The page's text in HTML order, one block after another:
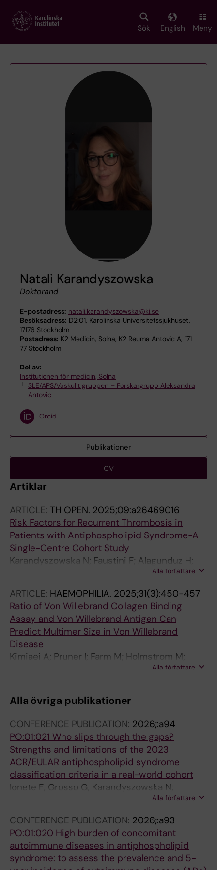
main
Sök English Meny
Natali Karandyszowska
Doktorand
E-postadress: natali.karandyszowska@ki.se
Besöksadress: D2:01, Karolinska Universitetssjukhuset,
17176 Stockholm
Postadress: K2 Medicin, Solna, K2 Reuma Antovic A, 171
77 Stockholm
Del av:
Institutionen för medicin, Solna
SLE/APS/Vaskulit gruppen – Forskargrupp Aleksandra
Antovic
Orcid
Publikationer
CV
Artiklar
ARTICLE: TH OPEN. 2025;09:a26469016
Risk Factors for Recurrent Thrombosis in
Patients with Antiphospholipid Syndrome-A
Single-Centre Cohort Study
Karandyszowska N; Faustini F; Alagunduz H;
Widaeus J; Carlens F; Jensen A-L; Oksanen A;
Antovic A; Bruzelius M
Alla författare
ARTICLE: HAEMOPHILIA. 2025;31(3):450-457
Ratio of Von Willebrand Collagen Binding
Assay and Von Willebrand Antigen Can
Predict Multimer Size in Von Willebrand
Disease
Kimiaei A; Pruner I; Farm M; Holmstrom M;
Karandyszowska N; Bruzelius M; Antovic J;
Alla författare
Alla övriga publikationer
CONFERENCE PUBLICATION: 2026;:a94
PO:01:021 Who slips through the gaps?
Strengths and limitations of the 2023
ACR/EULAR antiphospholipid syndrome
classification criteria in a real-world cohort
Ionete F; Grosso G; Karandyszowska N;
Tomonjic N; Svenungsson E; Colic J; Antovic A
Alla författare
CONFERENCE PUBLICATION: 2026;:a93
PO:01:020 High burden of concomitant
autoimmune diseases in antiphospholipid
syndrome: to assess the prevalence and 5-